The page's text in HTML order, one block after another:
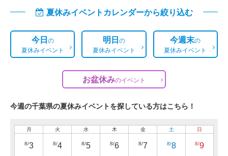
夏休みイベントカレンダーから絞り込む
今日の
夏休みイベント
明日の
夏休みイベント
今週末の
夏休みイベント
お盆休みのイベント
今週の千葉県の夏休みイベントを探している方はこちら！
月
8/3
火
8/4
水
8/5
木
8/6
金
8/7
土
8/8
日
8/9